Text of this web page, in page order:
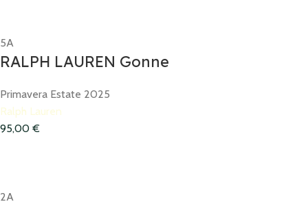
5A
RALPH LAUREN Gonne
Primavera Estate 2025
Ralph Lauren
95,00 €
2A